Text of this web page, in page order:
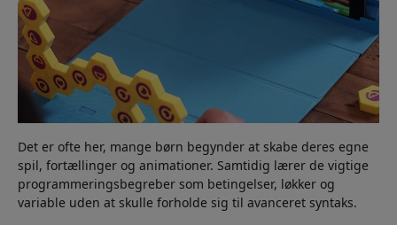
Det er ofte her, mange børn begynder at skabe deres egne
spil, fortællinger og animationer. Samtidig lærer de vigtige
programmeringsbegreber som betingelser, løkker og
variable uden at skulle forholde sig til avanceret syntaks.